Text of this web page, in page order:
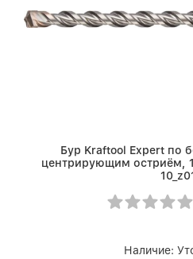
Бур Kraftool Expert по
центрирующим остриём,
Наличие: